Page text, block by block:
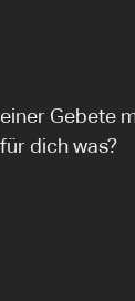
Gebete
dich was?